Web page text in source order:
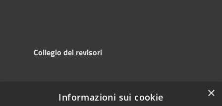
Collegio dei revisori
Copyright © 2025
×
Informazioni sui cookie